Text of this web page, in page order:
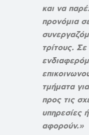
και να
προνόμια
τρίτους.
τμήματα
προς τις
υπηρεσίες
αφορούν.»